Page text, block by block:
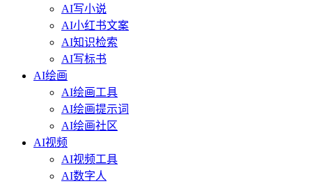
AI写小说
AI小红书文案
AI知识检索
AI写标书
AI绘画
AI绘画工具
AI绘画提示词
AI绘画社区
AI视频
AI视频工具
AI数字人